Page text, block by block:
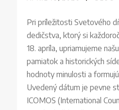
Pri príležitosti Svetového
dedičstva, ktorý si
18. apríla, upriamujeme
pamiatok a historických
hodnoty minulosti a
Uvedený dátum je pevne
ICOMOS (International